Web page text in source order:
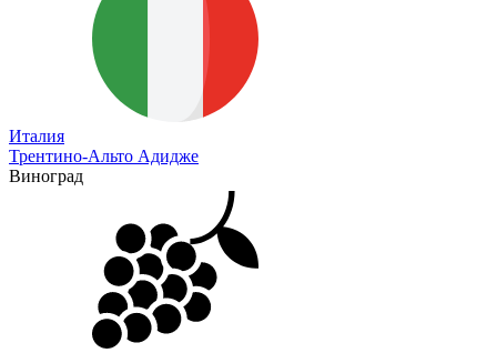
Италия
Трентино-Альто Адидже
Виноград